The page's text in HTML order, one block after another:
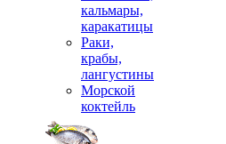
кальмары,
каракатицы
Раки,
крабы,
лангустины
Морской
коктейль